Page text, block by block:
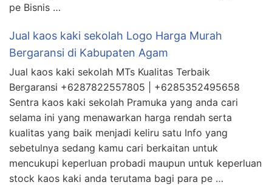
pe Bisnis …
Jual kaos kaki sekolah Logo Harga Murah
Bergaransi di Kabupaten Agam
Jual kaos kaki sekolah MTs Kualitas Terbaik
Bergaransi +6287822557805 | +6285352495658
Sentra kaos kaki sekolah Pramuka yang anda cari
selama ini yang menawarkan harga rendah serta
kualitas yang baik menjadi keliru satu Info yang
sebetulnya sedang kamu cari berkaitan untuk
mencukupi keperluan probadi maupun untuk keperluan
stock kaos kaki anda terutama bagi para pe …